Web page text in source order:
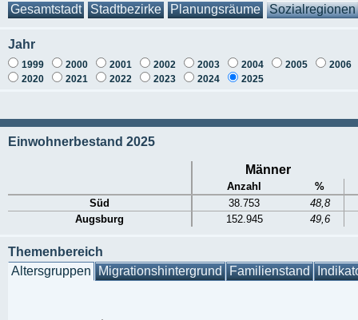
Gesamtstadt
Stadtbezirke Planungsräume Sozialregionen
Jahr
1999 2000 2001 2002 2003 2004 2005
2006
2020
2021 2022 2023 2024 2025
Einwohnerbestand 2025
Männer
Anzahl
%
Süd
38.753
48,8
Augsburg
152.945 49,6
Themenbereich
Altersgruppen Migrationshintergrund Familienstand